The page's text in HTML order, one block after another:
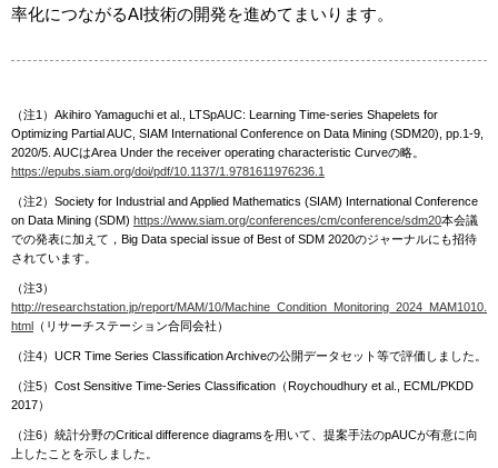
率化につながるAI技術の開発を進めてまいります。
（注1）Akihiro Yamaguchi et al., LTSpAUC: Learning Time-series Shapelets for
Optimizing Partial AUC, SIAM International Conference on Data Mining (SDM20), pp.1-9,
2020/5. AUCはArea Under the receiver operating characteristic Curveの略。
https://epubs.siam.org/doi/pdf/10.1137/1.9781611976236.1
（注2）Society for Industrial and Applied Mathematics (SIAM) International Conference
on Data Mining (SDM) https://www.siam.org/conferences/cm/conference/sdm20本会議
での発表に加えて，Big Data special issue of Best of SDM 2020のジャーナルにも招待
されています。
（注3）
http://researchstation.jp/report/MAM/10/Machine_Condition_Monitoring_2024_MAM1010.
html （リサーチステーション合同会社）
（注4）UCR Time Series Classification Archiveの公開データセット等で評価しました。
（注5）Cost Sensitive Time-Series Classification（Roychoudhury et al., ECML/PKDD
2017）
（注6）統計分野のCritical difference diagramsを用いて、提案手法のpAUCが有意に向
上したことを示しました。